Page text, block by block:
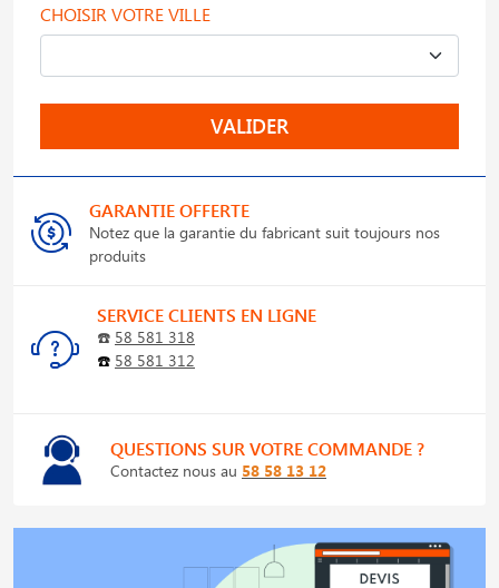
CHOISIR VOTRE VILLE
VALIDER
GARANTIE OFFERTE
Notez que la garantie du fabricant suit toujours nos
produits
SERVICE CLIENTS EN LIGNE
☎️ 58 581 318
☎️ 58 581 312
QUESTIONS SUR VOTRE COMMANDE ?
Contactez nous au 58 58 13 12